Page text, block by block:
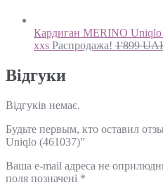
Кардиган MERINO Uniqlo
xxs Распродажа! 1'899
Відгуки
Відгуків немає.
Будьте первым, кто оставил
Uniqlo (461037)”
Ваша e-mail адреса не
поля позначені *